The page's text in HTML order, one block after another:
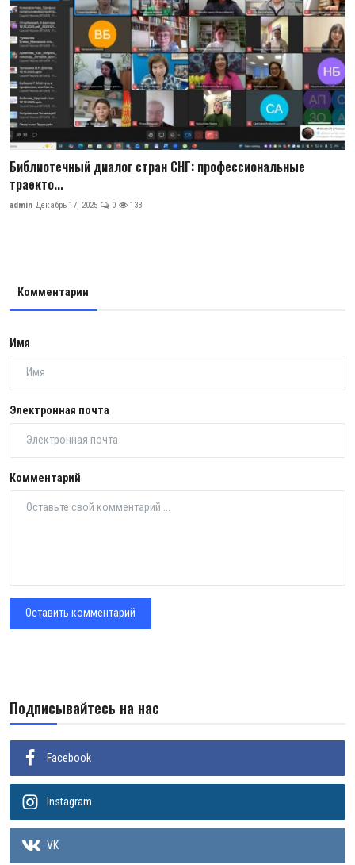
Библиотечный диалог стран СНГ: профессиональные
траекто...
admin Декабрь 17, 2025 0 133
Комментарии
Имя
Электронная почта
Комментарий
Оставить комментарий
Подписывайтесь на нас
Facebook
Instagram
VK